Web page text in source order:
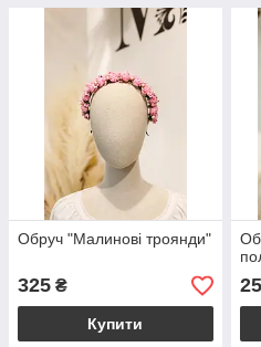
Обруч "Малинові троянди"
325 ₴
Купити